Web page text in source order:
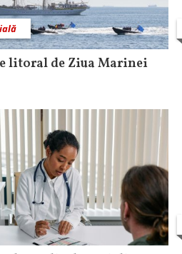
litoral de Ziua Marinei